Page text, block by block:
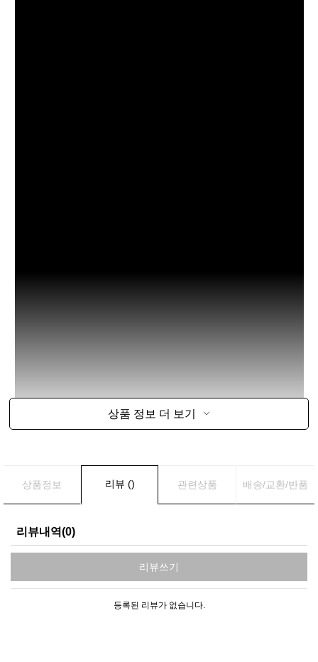
상품 정보 더 보기
상품정보 리뷰 () 관련상품 배송/교환/반품
리뷰내역(0)
리뷰쓰기
등록된 리뷰가 없습니다.